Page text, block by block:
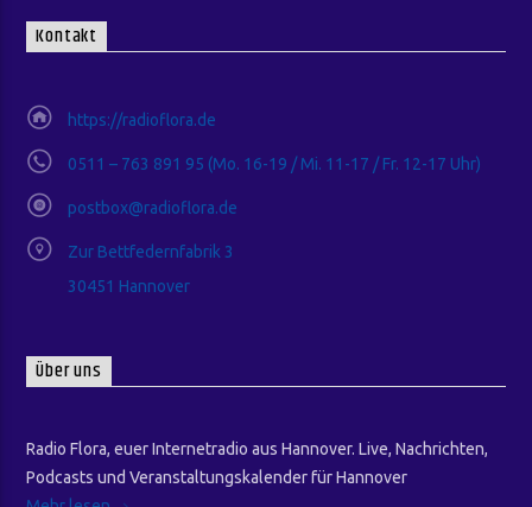
Kontakt
https://radioflora.de
0511 – 763 891 95 (Mo. 16-19 / Mi. 11-17 / Fr. 12-17 Uhr)
postbox@radioflora.de
Zur Bettfedernfabrik 3
30451 Hannover
Über uns
Radio Flora, euer Internetradio aus Hannover. Live, Nachrichten,
Podcasts und Veranstaltungskalender für Hannover